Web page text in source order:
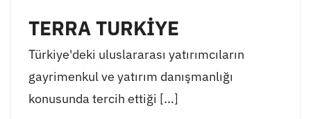
TERRA TURKİYE
Türkiye'deki uluslararası yatırımcıların
gayrimenkul ve yatırım danışmanlığı
konusunda tercih ettiği [...]